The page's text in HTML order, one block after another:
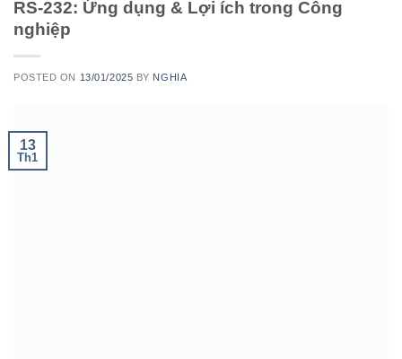
RS-232: Ứng dụng & Lợi ích trong Công
nghiệp
POSTED ON 13/01/2025 BY NGHIA
13
Th1